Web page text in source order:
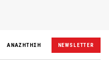
ΑΝΑΖΗΤΗΣΗ NEWSLETTER